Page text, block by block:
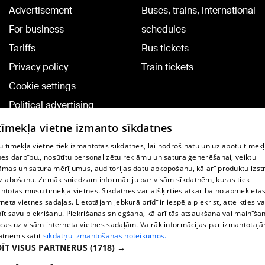
Advertisement
For business
Tariffs
Privacy policy
Cookie settings
Political advertising
Cookie policy
Commenting terms
Buses, trains, international
schedules
Bus tickets
Train tickets
TV program
Contract rules
360 Ziņu kontakti
Helio Media
Vortal assistance service: e-mail -
vietne izmanto sīkdatnes
tīmekļa vietnē tiek izmantotas sīkdatnes, lai nodrošinātu un uzlabotu
darbību., nosūtītu personalizētu reklāmu un satura ģenerēšanai, veiktu
un satura mērījumus, auditorijas datu apkopošanu, kā arī produktu
Zemāk sniedzam informāciju par visām sīkdatnēm, kuras tiek
mūsu tīmekļa vietnēs. Sīkdatnes var atšķirties atkarībā no
vietnes sadaļas. Lietotājam jebkurā brīdī ir iespēja piekrist, atteikties
savu piekrišanu. Piekrišanas sniegšana, kā arī tās atsaukšana vai
uz visām interneta vietnes sadaļām. Vairāk informācijas par
skatīt sīkdatņu izmantošanas noteikumos.
VISUS PARTNERUS (1718) →